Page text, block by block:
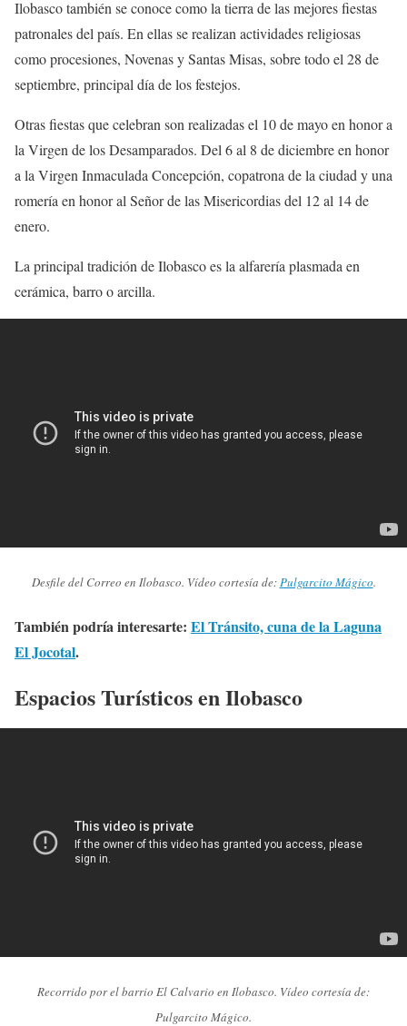
Ilobasco también se conoce como la tierra de las mejores fiestas
patronales del país. En ellas se realizan actividades religiosas
como procesiones, Novenas y Santas Misas, sobre todo el 28 de
septiembre, principal día de los festejos.
Otras fiestas que celebran son realizadas el 10 de mayo en honor a
la Virgen de los Desamparados. Del 6 al 8 de diciembre en honor
a la Virgen Inmaculada Concepción, copatrona de la ciudad y una
romería en honor al Señor de las Misericordias del 12 al 14 de
enero.
La principal tradición de Ilobasco es la alfarería plasmada en
cerámica, barro o arcilla.
Desfile del Correo en Ilobasco. Vídeo cortesía de:Pulgarcito Mágico.
También podría interesarte: El Tránsito, cuna de la Laguna
El Jocotal.
Espacios Turísticos en Ilobasco
Recorrido por el barrio El Calvario en Ilobasco. Vídeo cortesía de:
Pulgarcito Mágico.